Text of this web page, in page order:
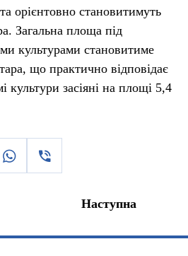
орієнтовно становитимуть
Загальна площа під
культурами становитиме
що практично відповідає
засіяні на площі 5,4
Наступна